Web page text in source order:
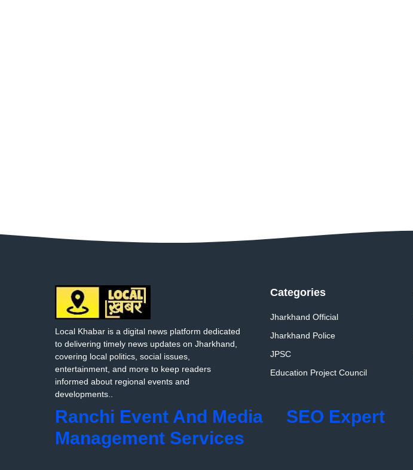
Local Khabar is a digital news platform dedicated
to delivering timely news updates on Jharkhand,
covering local politics, social issues,
entertainment, and more to keep readers
informed about regional events and
developments..
Categories
Jharkhand Official
Jharkhand Police
JPSC
Education Project Council
Ranchi Event And Media
Management Services
SEO Expert